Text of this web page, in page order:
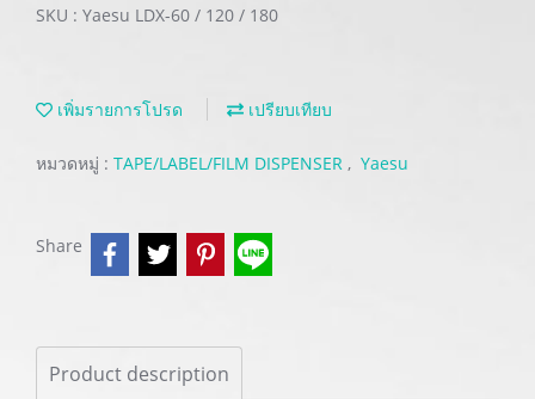
SKU : Yaesu LDX-60 / 120 / 180
เพิ่มรายการโปรด เปรียบเทียบ
หมวดหมู่ : TAPE/LABEL/FILM DISPENSER , Yaesu
Share
Product description